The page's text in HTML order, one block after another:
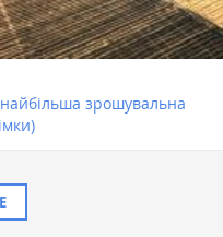
зрошувальна